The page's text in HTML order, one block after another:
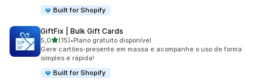
Built for Shopify
GiftFix | Bulk Gift Cards
5,0de 5 estrelas
(15)
15 avaliações ao todo
•Plano gratuito disponível
Gere cartões-presente em massa e acompanhe o uso de forma
simples e rápida!
Built for Shopify